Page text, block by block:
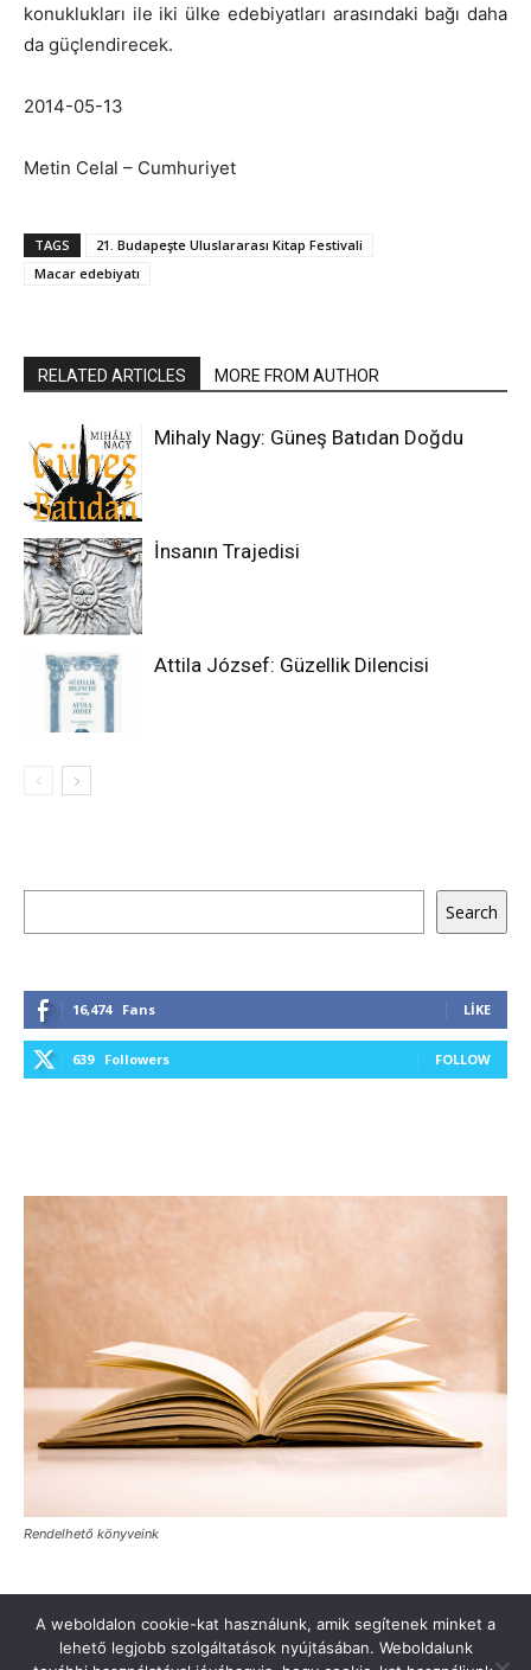
konuklukları ile iki ülke edebiyatları arasındaki bağı daha
da güçlendirecek.
2014-05-13
Metin Celal – Cumhuriyet
TAGS
21. Budapeşte Uluslararası Kitap Festivali
Macar edebiyatı
RELATED ARTICLES MORE FROM AUTHOR
Mihaly Nagy: Güneş Batıdan Doğdu
İnsanın Trajedisi
Attila József: Güzellik Dilencisi
Search
16,474 Fans LIKE
639 Followers FOLLOW
Rendelhető könyveink
A weboldalon cookie-kat használunk, amik segítenek minket a
lehető legjobb szolgáltatások nyújtásában. Weboldalunk